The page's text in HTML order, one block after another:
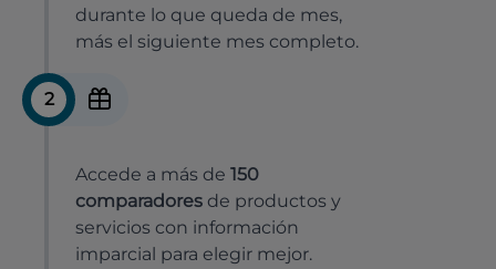
durante lo que queda de mes,
más el siguiente mes completo.
2
Accede a más de 150
comparadores de productos y
servicios con información
imparcial para elegir mejor.